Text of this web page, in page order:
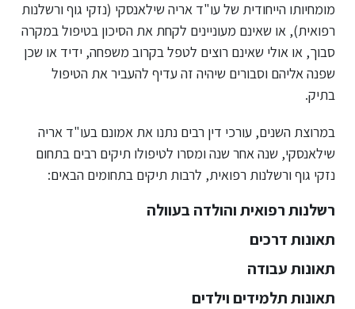
מומחיותו הייחודית של עו"ד אריה שילאנסקי (נזקי גוף ורשלנות
רפואית), או שאינם מעוניינים לקחת את הסיכון בטיפול במקרה
סבוך, או אולי שאינם רוצים לטפל בקרוב משפחה, ידיד או שכן
שפנה אליהם וסבורים שיהיה זה עדיף להעביר את הטיפול
בתיק.
במרוצת השנים, עורכי דין רבים נתנו את אמונם בעו"ד אריה
שילאנסקי, שנה אחר שנה ומסרו לטיפולו תיקים רבים בתחום
נזקי גוף ורשלנות רפואית, לרבות תיקים בתחומים הבאים:
רשלנות רפואית והולדה בעוולה
תאונות דרכים
תאונות עבודה
תאונות תלמידים וילדים